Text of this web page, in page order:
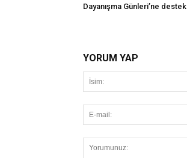
Dayanışma Günleri’ne destek
YORUM YAP